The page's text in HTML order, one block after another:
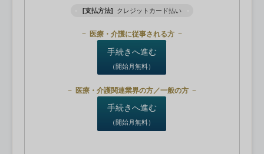
[支払方法] クレジットカード払い
医療・介護に従事される方
手続きへ進む
（開始月無料）
医療・介護関連業界の方／一般の方
手続きへ進む
（開始月無料）